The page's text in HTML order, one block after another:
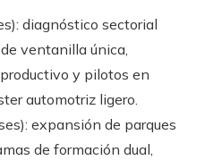
diagnóstico sectorial
ventanilla única,
y pilotos en
automotriz ligero.
expansión de parques
de formación dual,